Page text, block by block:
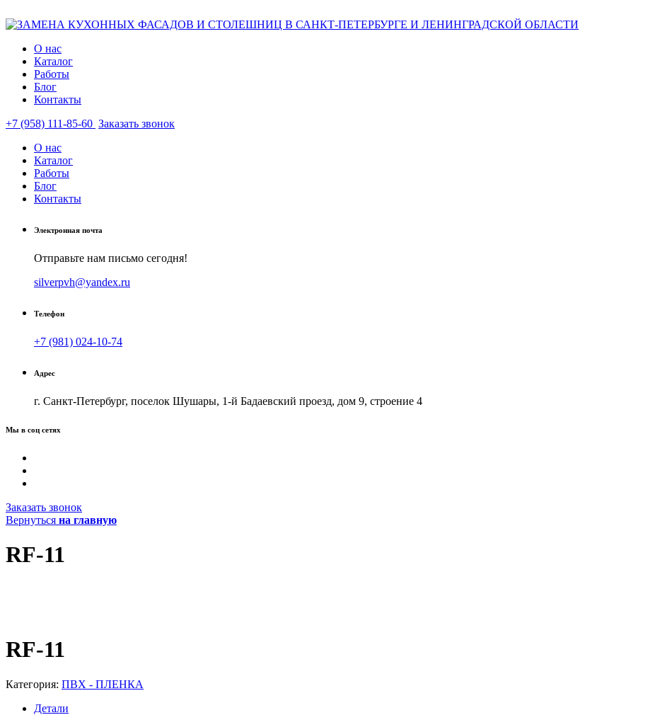
О нас
Каталог
Работы
Блог
Контакты
+7 (958) 111-85-60 Заказать звонок
О нас
Каталог
Работы
Блог
Контакты
Электронная почта
Отправьте нам письмо сегодня!
silverpvh@yandex.ru
Телефон
+7 (981) 024-10-74
Адрес
г. Санкт-Петербург, поселок Шушары, 1-й Бадаевский проезд, дом 9, строение 4
Мы в соц сетях
Заказать звонок
Вернуться на главную
RF-11
RF-11
Категория: ПВХ - ПЛЕНКА
Детали